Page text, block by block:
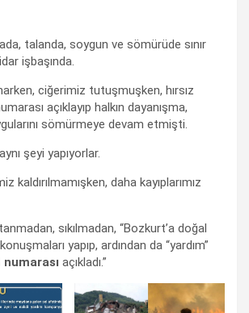
talanda, soygun ve sömürüde sınır
işbaşında.
ciğerimiz tutuşmuşken, hırsız
açıklayıp halkın dayanışma,
sömürmeye devam etmişti.
şeyi yapıyorlar.
kaldırılmamışken, daha kayıplarımız
sıkılmadan, “Bozkurt’a doğal
yapıp, ardından da “yardım”
numarası açıkladı.”